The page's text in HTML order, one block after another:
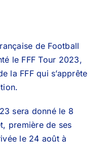
de Football
le FFF Tour 2023,
la FFF qui s’apprête
sera donné le 8
première de ses
le 24 août à